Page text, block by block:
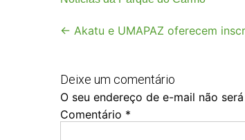
Post
← Akatu e UMAPAZ oferecem
Deixe um comentário
O seu endereço de e-mail não
Comentário *